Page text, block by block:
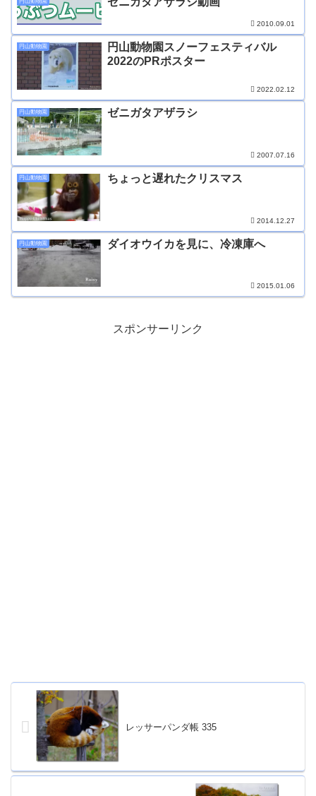
2010.09.01
円山動物園
円山動物園スノーフェスティバル
2022のPRポスター
2022.02.12
円山動物園 ゼニガタアザラシ
2007.07.16
円山動物園 ちょっと遅れたクリスマス
2014.12.27
円山動物園 ダイオウイカを見に、冷凍庫へ
2015.01.06
スポンサーリンク
レッサーパンダ帳 335